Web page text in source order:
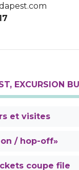
EXCURSION
et visites
/ hop-off»
coupe file